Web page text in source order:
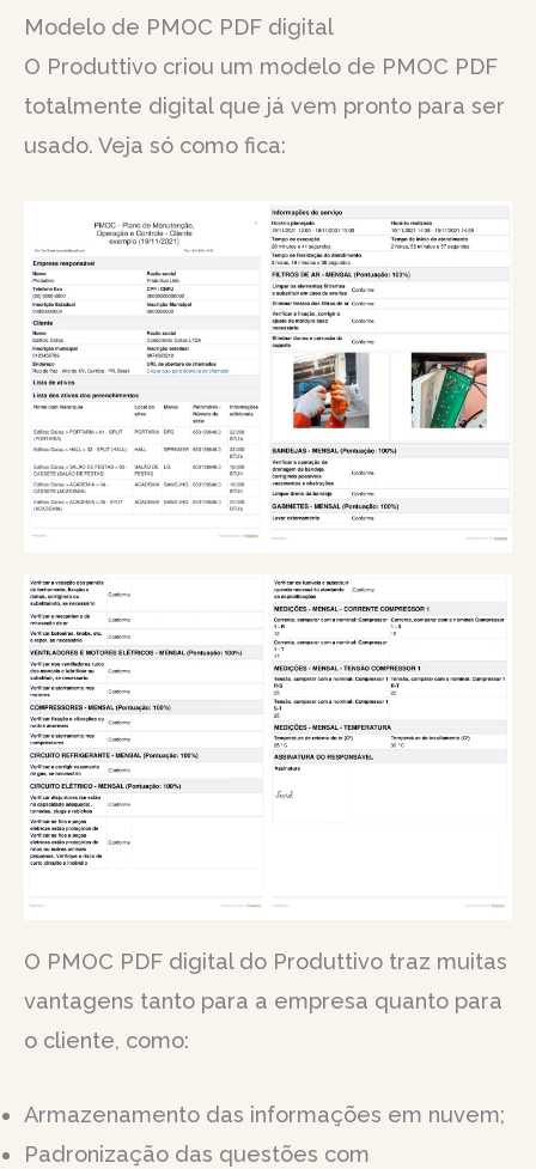
Modelo de PMOC PDF digital
O Produttivo criou um modelo de PMOC PDF
totalmente digital que já vem pronto para ser
usado. Veja só como fica:
O PMOC PDF digital do Produttivo traz muitas
vantagens tanto para a empresa quanto para
o cliente, como:
Armazenamento das informações em nuvem;
Padronização das questões com